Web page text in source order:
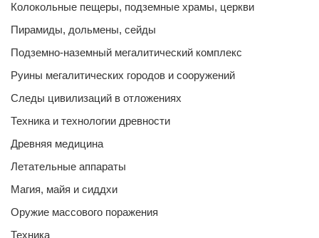
Колокольные пещеры, подземные храмы, церкви
Пирамиды, дольмены, сейды
Подземно-наземный мегалитический комплекс
Руины мегалитических городов и сооружений
Следы цивилизаций в отложениях
Техника и технологии древности
Древняя медицина
Летательные аппараты
Магия, майя и сиддхи
Оружие массового поражения
Техника